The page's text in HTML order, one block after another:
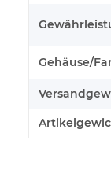
Gehäuse/